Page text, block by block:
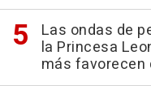
Las ondas de
la Princesa
más favorecen